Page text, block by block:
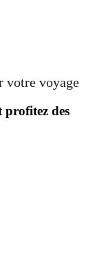
votre voyage
profitez des